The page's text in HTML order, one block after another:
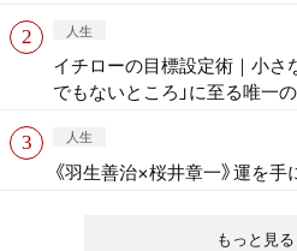
もっと見る
人生
イチローの目標設定術｜小さ
でもないところ」に至る唯一
人生
《羽生善治×桜井章一》運を